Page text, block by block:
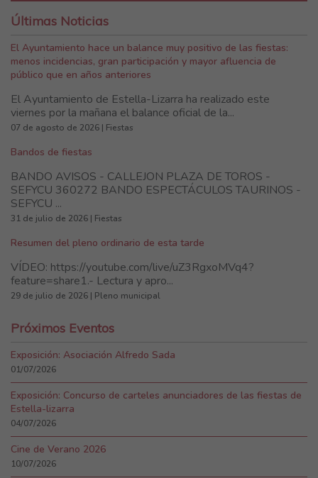
Últimas Noticias
El Ayuntamiento hace un balance muy positivo de las fiestas:
menos incidencias, gran participación y mayor afluencia de
público que en años anteriores
El Ayuntamiento de Estella-Lizarra ha realizado este
viernes por la mañana el balance oficial de la...
07 de agosto de 2026 | Fiestas
Bandos de fiestas
BANDO AVISOS - CALLEJON PLAZA DE TOROS -
SEFYCU 360272 BANDO ESPECTÁCULOS TAURINOS -
SEFYCU ...
31 de julio de 2026 | Fiestas
Resumen del pleno ordinario de esta tarde
VÍDEO: https://youtube.com/live/uZ3RgxoMVq4?
feature=share1.- Lectura y apro...
29 de julio de 2026 | Pleno municipal
Próximos Eventos
Exposición: Asociación Alfredo Sada
01/07/2026
Exposición: Concurso de carteles anunciadores de las fiestas de
Estella-lizarra
04/07/2026
Cine de Verano 2026
10/07/2026